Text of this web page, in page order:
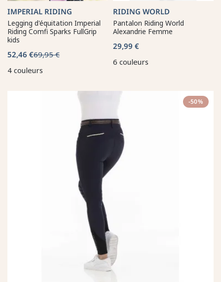
IMPERIAL RIDING
Legging d'équitation Imperial
Riding Comfi Sparks FullGrip
kids
52,46 €69,95 €
4 couleurs
RIDING WORLD
Pantalon Riding World
Alexandrie Femme
29,99 €
6 couleurs
-50%